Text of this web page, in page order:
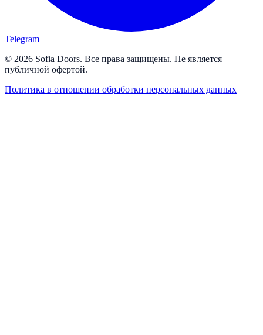
Telegram
© 2026 Sofia Doors. Все права защищены. Не является
публичной офертой.
Политика в отношении обработки персональных данных